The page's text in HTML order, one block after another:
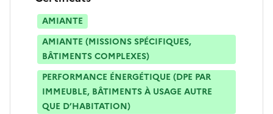
AMIANTE
AMIANTE (MISSIONS SPÉCIFIQUES,
BÂTIMENTS COMPLEXES)
PERFORMANCE ÉNERGÉTIQUE (DPE PAR
IMMEUBLE, BÂTIMENTS À USAGE AUTRE
QUE D’HABITATION)